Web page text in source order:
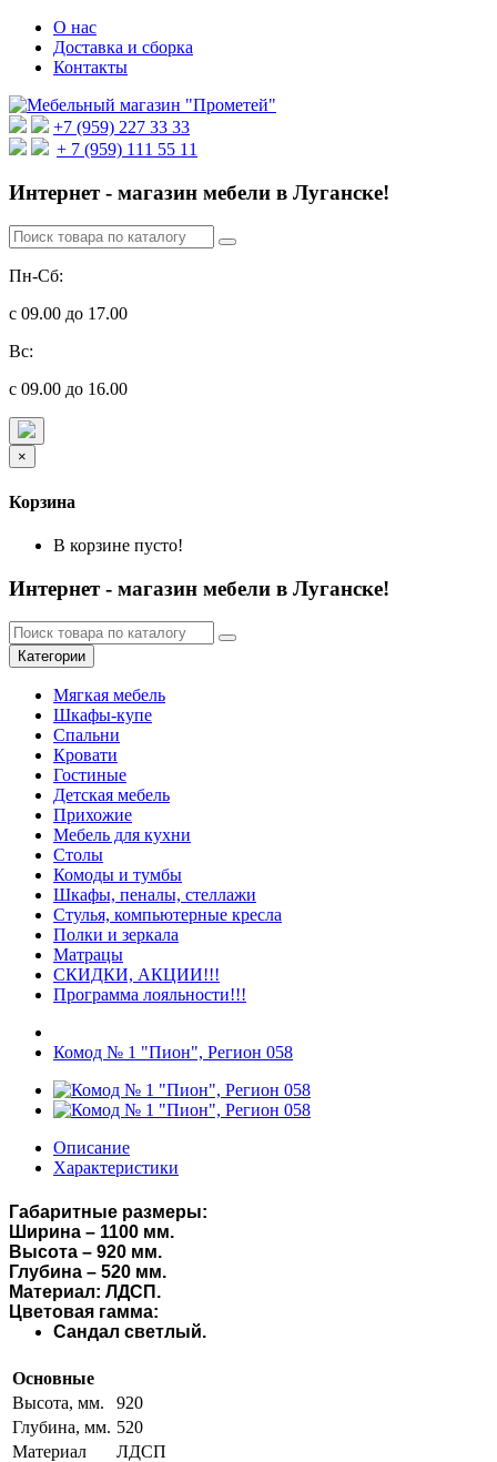
О нас
Доставка и сборка
Контакты
+7 (959) 227 33 33
+ 7 (959) 111 55 11
Интернет - магазин мебели в Луганске!
Пн-Сб:
с 09.00 до 17.00
Вс:
с 09.00 до 16.00
×
Корзина
В корзине пусто!
Интернет - магазин мебели в Луганске!
Категории
Мягкая мебель
Шкафы-купе
Спальни
Кровати
Гостиные
Детская мебель
Прихожие
Мебель для кухни
Столы
Комоды и тумбы
Шкафы, пеналы, стеллажи
Стулья, компьютерные кресла
Полки и зеркала
Матрацы
СКИДКИ, АКЦИИ!!!
Программа лояльности!!!
Комод № 1 "Пион", Регион 058
Описание
Характеристики
Габаритные размеры:
Ширина – 1100 мм.
Высота – 920 мм.
Глубина – 520 мм.
Материал: ЛДСП.
Цветовая гамма:
Сандал светлый.
Основные
Высота, мм.
920
Глубина, мм. 520
Материал
ЛДСП